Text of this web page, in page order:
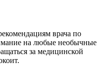
врача по
на любые необычные
за медицинской